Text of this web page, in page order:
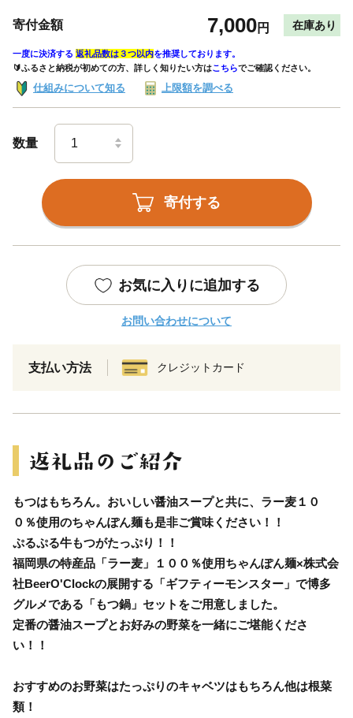
寄付金額 7,000円 在庫あり
一度に決済する 返礼品数は３つ以内を推奨しております。
🔰ふるさと納税が初めての方、詳しく知りたい方はこちらでご確認ください。
仕組みについて知る 上限額を調べる
数量
寄付する
お気に入りに追加する
お問い合わせについて
支払い方法 クレジットカード
もつはもちろん。おいしい醤油スープと共に、ラー麦１０
０％使用のちゃんぽん麺も是非ご賞味ください！！
ぷるぷる牛もつがたっぷり！！
福岡県の特産品「ラー麦」１００％使用ちゃんぽん麺×株式会
社BeerO'Clockの展開する「ギフティーモンスター」で博多
グルメである「もつ鍋」セットをご用意しました。
定番の醤油スープとお好みの野菜を一緒にご堪能くださ
い！！
おすすめのお野菜はたっぷりのキャベツはもちろん他は根菜
類！